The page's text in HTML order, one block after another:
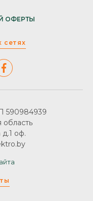
ОФЕРТЫ
сетях
590984939
область
д.1 оф.